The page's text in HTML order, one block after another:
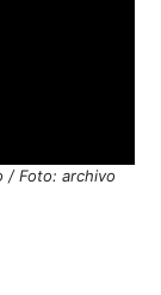
/ Foto: archivo